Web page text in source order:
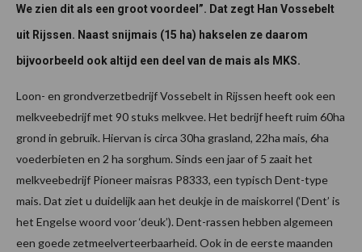
We zien dit als een groot voordeel”. Dat zegt Han Vossebelt
uit Rijssen. Naast snijmais (15 ha) hakselen ze daarom
bijvoorbeeld ook altijd een deel van de mais als MKS.
Loon- en grondverzetbedrijf Vossebelt in Rijssen heeft ook een
melkveebedrijf met 90 stuks melkvee. Het bedrijf heeft ruim 60ha
grond in gebruik. Hiervan is circa 30ha grasland, 22ha mais, 6ha
voederbieten en 2 ha sorghum. Sinds een jaar of 5 zaait het
melkveebedrijf Pioneer maisras P8333, een typisch Dent-type
mais. Dat ziet u duidelijk aan het deukje in de maiskorrel (‘Dent’ is
het Engelse woord voor ‘deuk’). Dent-rassen hebben algemeen
een goede zetmeelverteerbaarheid. Ook in de eerste maanden